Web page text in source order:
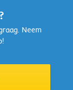
Neem